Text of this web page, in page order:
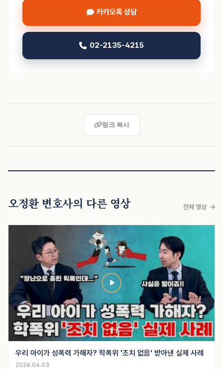
카카오톡 상담
02-2135-4215
링크 복사
오정환 변호사의 다른 영상 전체 영상
우리 아이가 성폭력 가해자? 학폭위 '조치 없음' 받아낸 실제 사례
2026.04.03